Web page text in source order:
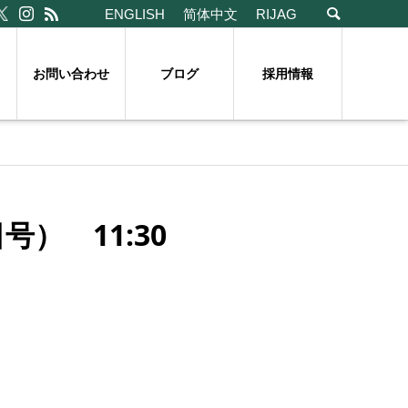
ENGLISH 简体中文 RIJAG
お問い合わせ ブログ 採用情報
号） 11:30